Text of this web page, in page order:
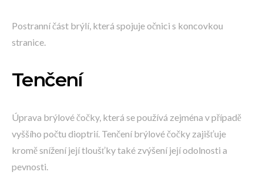
Postranní část brýlí, která spojuje očnici s koncovkou
stranice.
Tenčení
Úprava brýlové čočky, která se používá zejména v případě
vyššího počtu dioptrií. Tenčení brýlové čočky zajišťuje
kromě snížení její tloušťky také zvýšení její odolnosti a
pevnosti.